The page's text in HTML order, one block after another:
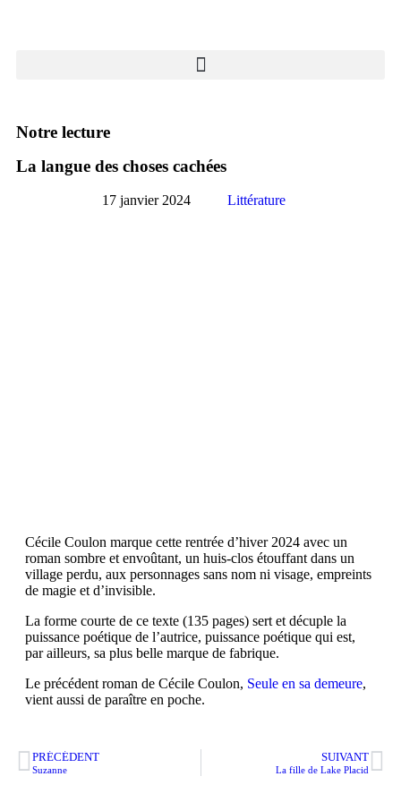
Notre lecture
La langue des choses cachées
17 janvier 2024 Littérature
Cécile Coulon marque cette rentrée d’hiver 2024 avec un
roman sombre et envoûtant, un huis-clos étouffant dans un
village perdu, aux personnages sans nom ni visage, empreints
de magie et d’invisible.
La forme courte de ce texte (135 pages) sert et décuple la
puissance poétique de l’autrice, puissance poétique qui est,
par ailleurs, sa plus belle marque de fabrique.
Le précédent roman de Cécile Coulon, Seule en sa demeure,
vient aussi de paraître en poche.
PRÉCÉDENT
Suzanne
SUIVANT
La fille de Lake Placid